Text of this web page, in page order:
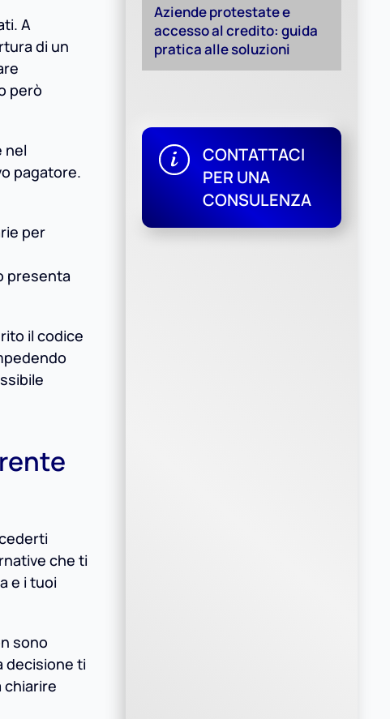
A
di un
però
nel
pagatore.
per
presenta
il codice
che ti
e i tuoi
sono
decisione ti
chiarire
Aziende protestate e
accesso al credito: guida
pratica alle soluzioni
CONTATTACI
PER UNA
CONSULENZA